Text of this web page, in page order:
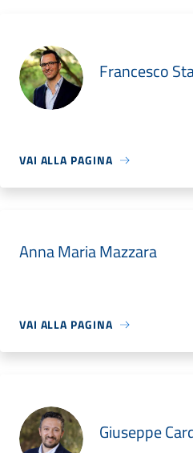
Francesco
VAI ALLA PAGINA
Anna Maria Mazzara
VAI ALLA PAGINA
Giuseppe